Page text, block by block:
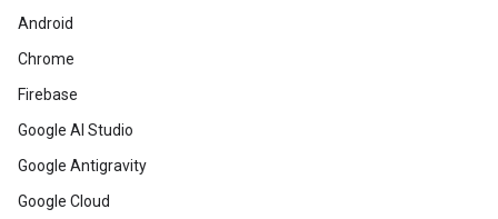
Android
Chrome
Firebase
Google AI Studio
Google Antigravity
Google Cloud